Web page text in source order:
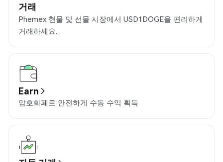
거래
Phemex 현물 및 선물 시장에서 USD1DOGE을 편리하게
거래하세요.
Earn
암호화폐로 안전하게 수동 수익 획득